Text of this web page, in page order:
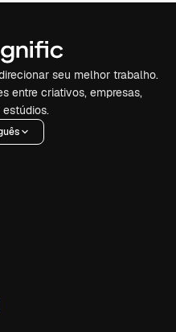
seu melhor trabalho.
entre criativos, empresas,